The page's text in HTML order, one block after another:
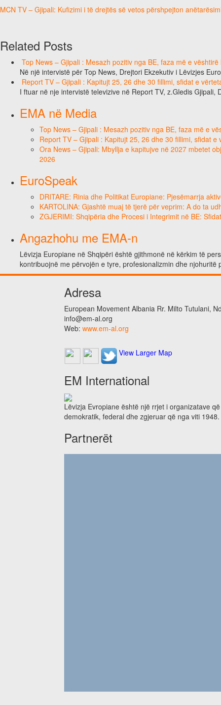
MCN TV – Gjipali: Kufizimi i të drejtës së vetos përshpejton
Related Posts
Top News – Gjipali : Mesazh pozitiv nga BE, faza më e
Në një intervistë për Top News, Drejtori Ekzekutiv i Lëvizjes
Report TV – Gjipali : Kapitujt 25, 26 dhe 30 fillimi, sfidat e
I ftuar në nje intervistë televizive në Report TV, z.Gledis Gjipali,
EMA në Media
Top News – Gjipali : Mesazh pozitiv nga BE, faza më e
Report TV – Gjipali : Kapitujt 25, 26 dhe 30 fillimi, sfidat
Ora News – Gjipali: Mbyllja e kapitujve në 2027 mbetet
2026
EuroSpeak
DRITARE: Rinia dhe Politikat Europiane: Pjesëmarrja
KARTOLINA: Gjashtë muaj të tjerë për veprim: A do ta
ZGJERIMI: Shqipëria dhe Procesi i Integrimit në BE:
Angazhohu me EMA-n
Lëvizja Europiane në Shqipëri është gjithmonë në kërkim të
kontribuojnë me përvojën e tyre, profesionalizmin dhe
Adresa
European Movement Albania Rr. Milto Tutulani,
info@em-al.org
Web: www.em-al.org
View Larger Map
EM International
Lëvizja Evropiane është një rrjet i organizatave
demokratik, federal dhe zgjeruar që nga viti 1948.
Partnerët